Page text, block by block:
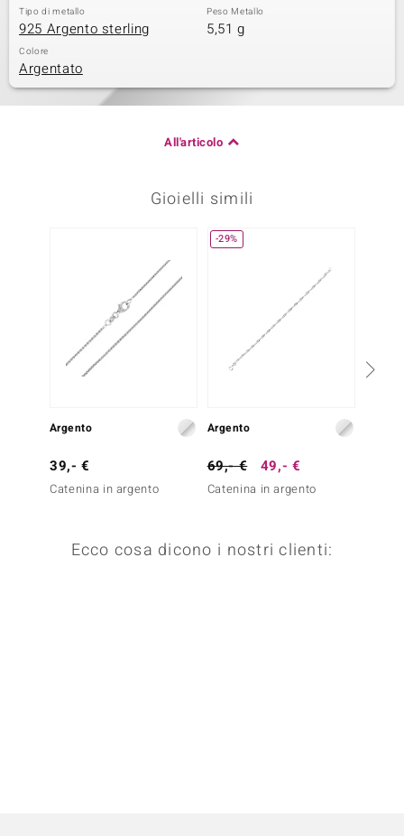
Tipo di metallo
925 Argento sterling
Peso Metallo
5,51 g
Colore
Argentato
All'articolo
Gioielli simili
Argento
39,- €
Catenina in argento
-29%
Argento
69,- € 49,- €
Catenina in argento
Ecco cosa dicono i nostri clienti: